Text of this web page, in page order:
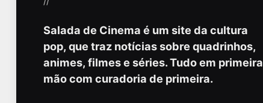
Salada de Cinema é um site da cultura
pop, que traz notícias sobre quadrinhos,
animes, filmes e séries. Tudo em primeira
mão com curadoria de primeira.